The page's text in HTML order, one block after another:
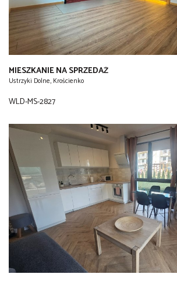
MIESZKANIE NA SPRZEDAŻ
Ustrzyki Dolne, Krościenko
WLD-MS-2827